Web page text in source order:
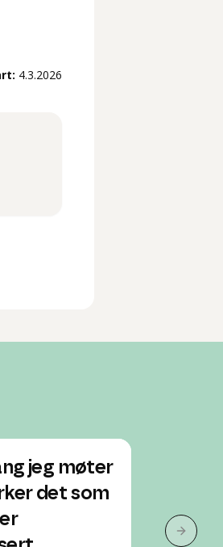
4.3.2026
jeg møter
det som
bare
Neste